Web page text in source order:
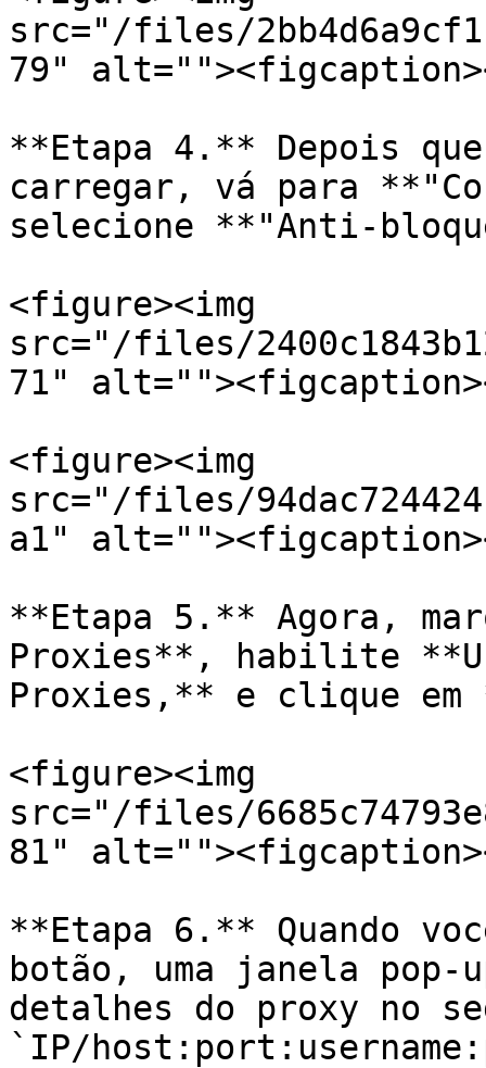
src="/files/
79"
**Etapa 4.** Depois
carregar, vá para
selecione **"Anti-
<figure><img
src="/files/
71"
<figure><img
src="/files/
a1"
**Etapa 5.** Agora,
Proxies**, habilite
Proxies,** e clique
<figure><img
src="/files/
81"
**Etapa 6.** Quando
botão, uma janela pop-
detalhes do proxy no
`IP/